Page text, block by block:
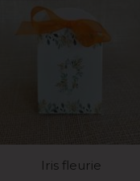
Iris fleurie